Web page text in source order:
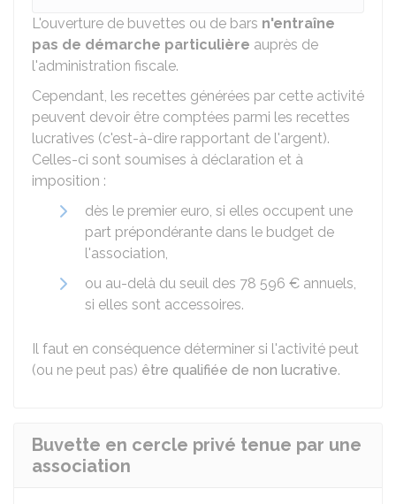
L'ouverture de buvettes ou de bars n'entraîne
pas de démarche particulière auprès de
l'administration fiscale.
Cependant, les recettes générées par cette activité
peuvent devoir être comptées parmi les recettes
lucratives (c'est-à-dire rapportant de l'argent).
Celles-ci sont soumises à déclaration et à
imposition :
dès le premier euro, si elles occupent une
part prépondérante dans le budget de
l'association,
ou au-delà du seuil des 78 596 € annuels,
si elles sont accessoires.
Il faut en conséquence déterminer si l'activité peut
(ou ne peut pas) être qualifiée de non lucrative.
Buvette en cercle privé tenue par une
association